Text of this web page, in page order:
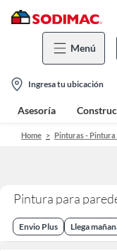
Menú
location-
icon
Ingresa tu ubicación
Asesoría
Home Pinturas -
Pintura para
Envio Plus Llega